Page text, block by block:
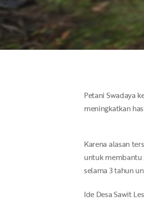
Petani Swadaya
meningkatkan
Karena alasan
untuk membantu
selama 3 tahun
Ide Desa Sawit